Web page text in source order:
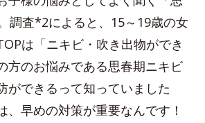
調査*2によると、15～19歳の女
は「ニキビ・吹き出物ができ
方のお悩みである思春期ニキビ
ができるって知っていました
、早めの対策が重要なんです！